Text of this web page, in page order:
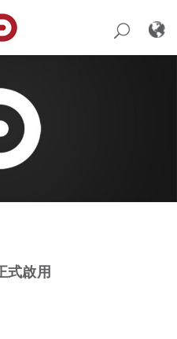
式啟用